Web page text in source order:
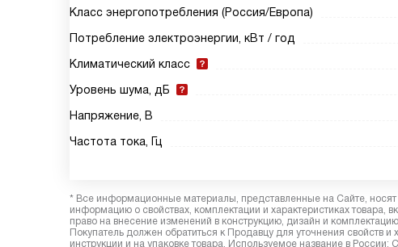
Класс энергопотребления (Россия/Европа)
Потребление электроэнергии, кВт / год
Климатический класс
Уровень шума, дБ
Напряжение, В
Частота тока, Гц
* Все информационные материалы, представленные на Сайте,
информацию о свойствах, комплектации и характеристиках
право на внесение изменений в конструкцию, дизайн и
Покупатель должен обратиться к Продавцу для уточнения свойств
инструкции и на упаковке товара. Используемое название в России: